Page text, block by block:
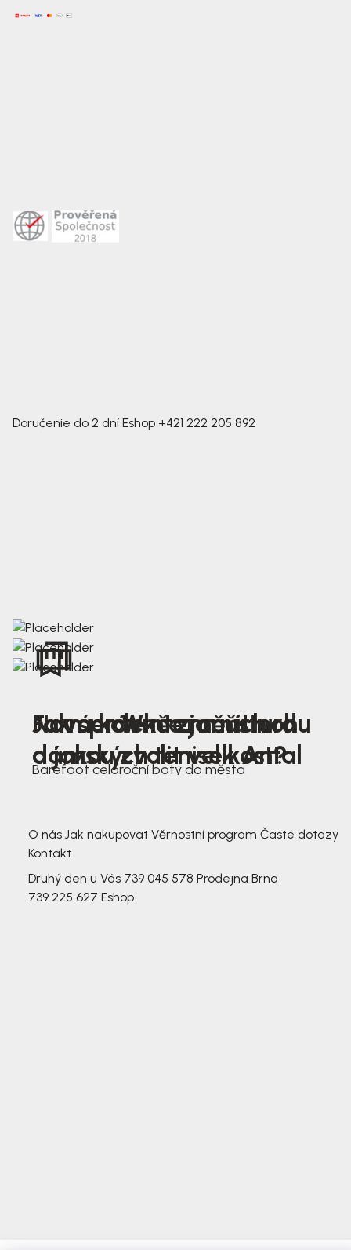
Doručenie do 2 dní Eshop +421 222 205 892
Nová kolekce jarních
dámských tenisek Antal
Jak správně změřit nohu
a jakou zvolit velikost?
Farmer Winter mustard
Barefoot celoroční boty do města
O nás Jak nakupovat Věrnostní program Časté dotazy
Kontakt
Druhý den u Vás 739 045 578 Prodejna Brno
739 225 627 Eshop